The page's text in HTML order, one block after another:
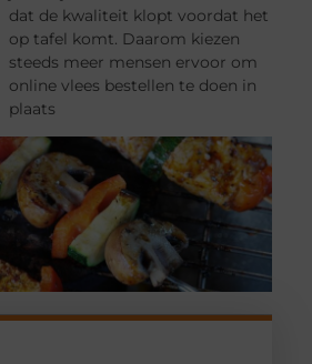
dat de kwaliteit klopt voordat het
op tafel komt. Daarom kiezen
steeds meer mensen ervoor om
online vlees bestellen te doen in
plaats